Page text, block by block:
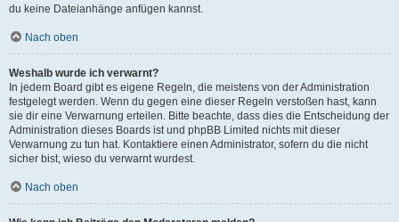
du keine Dateianhänge anfügen kannst.
Nach oben
Weshalb wurde ich verwarnt?
In jedem Board gibt es eigene Regeln, die meistens von der Administration
festgelegt werden. Wenn du gegen eine dieser Regeln verstoßen hast, kann
sie dir eine Verwarnung erteilen. Bitte beachte, dass dies die Entscheidung der
Administration dieses Boards ist und phpBB Limited nichts mit dieser
Verwarnung zu tun hat. Kontaktiere einen Administrator, sofern du die nicht
sicher bist, wieso du verwarnt wurdest.
Nach oben